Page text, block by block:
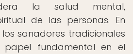
la salud mental,
de las personas. En
sanadores tradicionales
papel fundamental en el